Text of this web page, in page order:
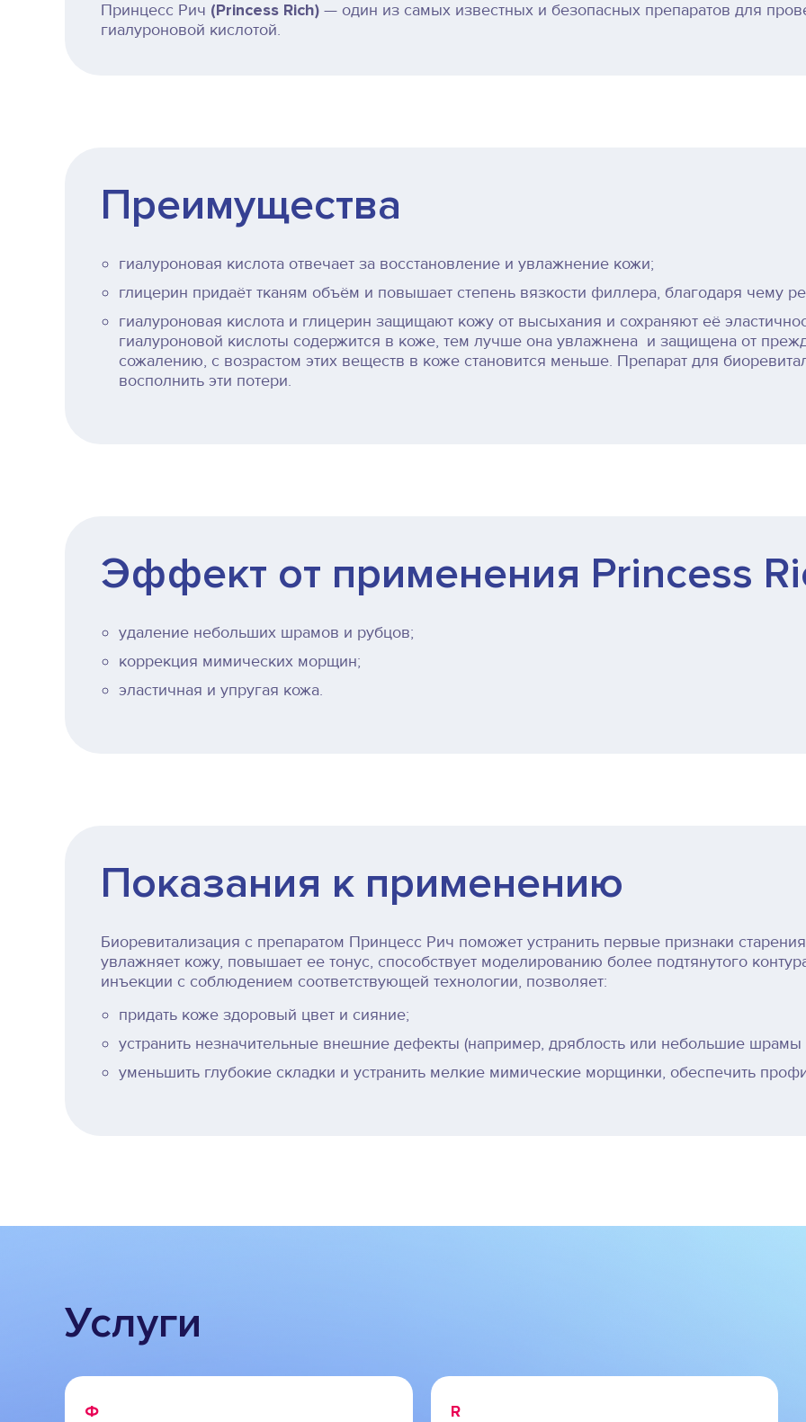
Принцесс Рич (Princess Rich) — один из самых известных и безопасных препаратов для
гиалуроновой кислотой.
Преимущества
гиалуроновая кислота отвечает за восстановление и увлажнение кожи;
глицерин придаёт тканям объём и повышает степень вязкости филлера, благодаря чему
гиалуроновая кислота и глицерин защищают кожу от высыхания и сохраняют её
гиалуроновой кислоты содержится в коже, тем лучше она увлажнена и защищена от
сожалению, с возрастом этих веществ в коже становится меньше. Препарат для
восполнить эти потери.
Эффект от применения Princess
удаление небольших шрамов и рубцов;
коррекция мимических морщин;
эластичная и упругая кожа.
Показания к применению
Биоревитализация с препаратом Принцесс Рич поможет устранить первые признаки
увлажняет кожу, повышает ее тонус, способствует моделированию более подтянутого
инъекции с соблюдением соответствующей технологии, позволяет:
придать коже здоровый цвет и сияние;
устранить незначительные внешние дефекты (например, дряблость или небольшие
уменьшить глубокие складки и устранить мелкие мимические морщинки, обеспечить
Услуги
Ф R